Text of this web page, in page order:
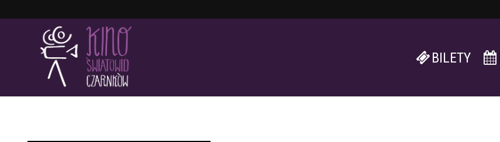
'
BILETY